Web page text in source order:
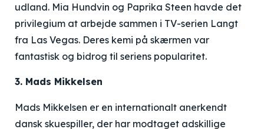
udland. Mia Hundvin og Paprika Steen havde det
privilegium at arbejde sammen i TV-serien Langt
fra Las Vegas. Deres kemi på skærmen var
fantastisk og bidrog til seriens popularitet.
3. Mads Mikkelsen
Mads Mikkelsen er en internationalt anerkendt
dansk skuespiller, der har modtaget adskillige